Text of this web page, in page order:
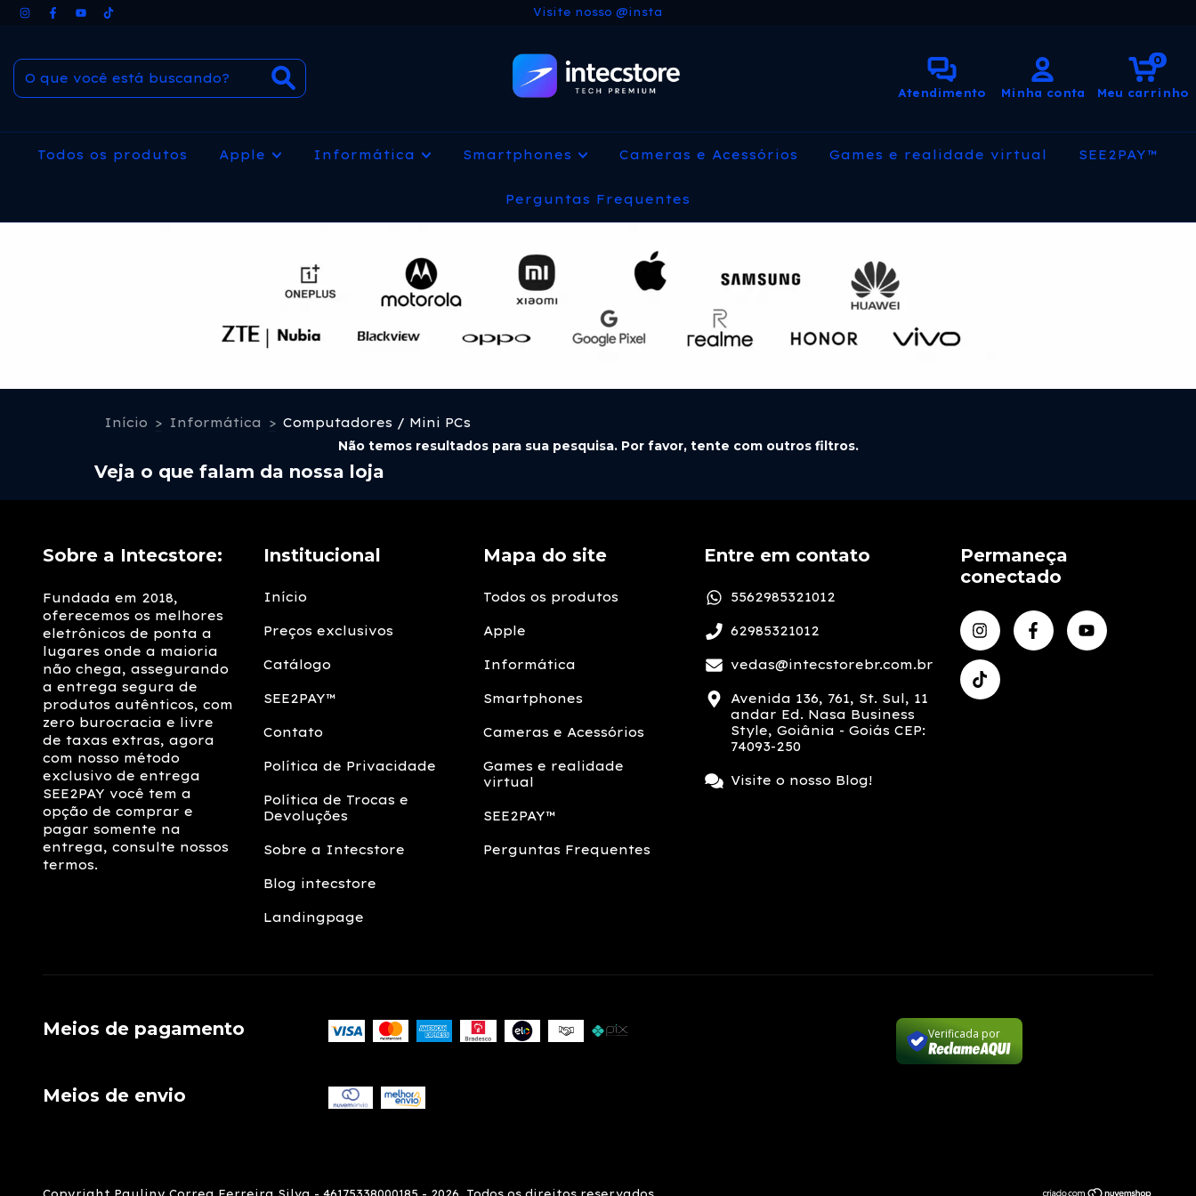
Visite nosso @insta
Atendimento Minha conta Meu carrinho
0
Todos os produtos Apple Informática Smartphones Cameras e Acessórios Games e realidade virtual SEE2PAY™
Perguntas Frequentes
Início > Informática > Computadores / Mini PCs
Não temos resultados para sua pesquisa. Por favor, tente com outros filtros.
Veja o que falam da nossa loja
Sobre a Intecstore:
Fundada em 2018,
oferecemos os melhores
eletrônicos de ponta a
lugares onde a maioria
não chega, assegurando
a entrega segura de
produtos autênticos, com
zero burocracia e livre
de taxas extras, agora
com nosso método
exclusivo de entrega
SEE2PAY você tem a
opção de comprar e
pagar somente na
entrega, consulte nossos
termos.
Institucional
Início
Preços exclusivos
Catálogo
SEE2PAY™
Contato
Política de Privacidade
Política de Trocas e
Devoluções
Sobre a Intecstore
Blog intecstore
Landingpage
Mapa do site
Todos os produtos
Apple
Informática
Smartphones
Cameras e Acessórios
Games e realidade
virtual
SEE2PAY™
Perguntas Frequentes
Entre em contato
5562985321012
62985321012
vedas@intecstorebr.com.br
Avenida 136, 761, St. Sul, 11
andar Ed. Nasa Business
Style, Goiânia - Goiás CEP:
74093-250
Visite o nosso Blog!
Permaneça
conectado
Meios de pagamento
Meios de envio
Verificada por